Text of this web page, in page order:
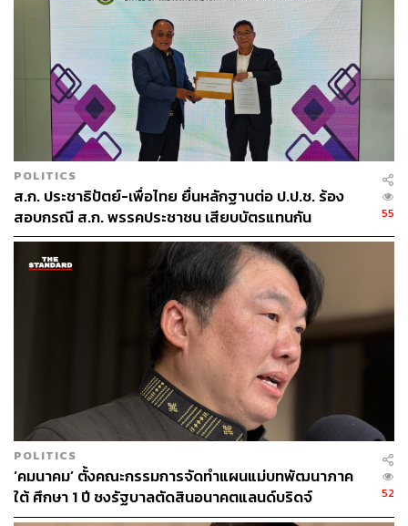
ABOUT THE AUTHOR
THE STANDARD TEAM
กองบรรณาธิการ THE STANDARD
POLITICS
ส.ก. ประชาธิปัตย์-เพื่อไทย ยื่นหลักฐานต่อ ป.ป.ช. ร้อง
สอบกรณี ส.ก. พรรคประชาชน เสียบบัตรแทนกัน
55
POLITICS
‘คมนาคม’ ตั้งคณะกรรมการจัดทำแผนแม่บทพัฒนาภาค
ใต้ ศึกษา 1 ปี ชงรัฐบาลตัดสินอนาคตแลนด์บริดจ์
52